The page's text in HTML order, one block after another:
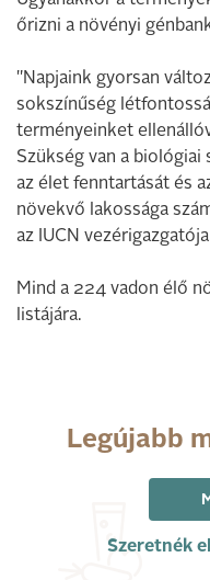
őrizni a növényi
"Napjaink gyorsan
sokszínűség
terményeinket
Szükség van a
az élet fenntartását és
növekvő lakossága
az IUCN
Mind a 224 vadon élő
listájára.
Legújabb
Szeretnék